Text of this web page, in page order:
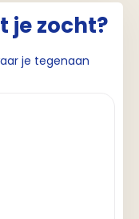
je zocht?
je tegenaan